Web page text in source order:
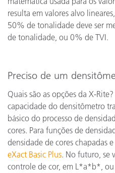
resulta em valores alvo
50% de tonalidade deve ser
de tonalidade, ou 0% de TVI.
Preciso de um
Quais são as opções da X-
capacidade do densitômetro
básico do processo de
cores. Para funções de
densidade de cores chapadas
eXact Basic Plus. No futuro, se
controle de cor, em L*a*b*,